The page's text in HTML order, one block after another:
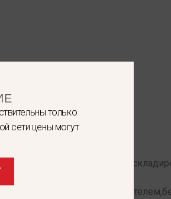
экономить место при
заводом-
только
сети цены могут